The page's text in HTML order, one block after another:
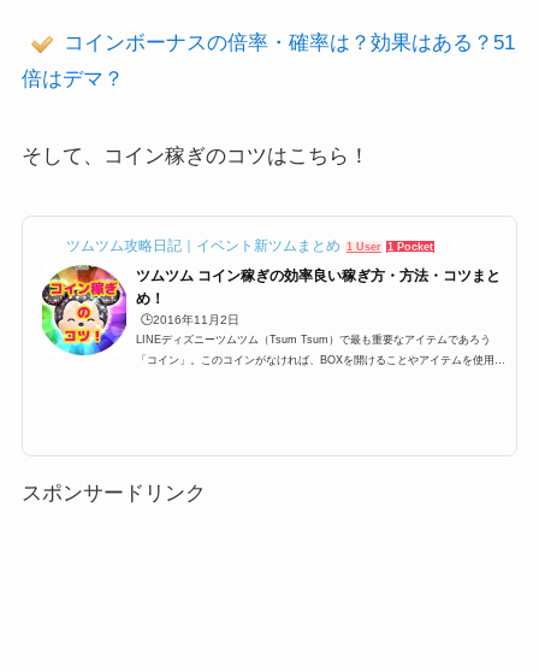
コインボーナスの倍率・確率は？効果はある？51
倍はデマ？
そして、コイン稼ぎのコツはこちら！
ツムツム攻略日記｜イベント新ツムまとめ 1 User 1 Pocket
ツムツム コイン稼ぎの効率良い稼ぎ方・方法・コツまと
め！
🕒️2016年11月2日
LINEディズニーツムツム（Tsum Tsum）で最も重要なアイテムであろう
「コイン」。このコインがなければ、BOXを開けることやアイテムを使用す
ミアムBOXもあけることが出来な...
スポンサードリンク